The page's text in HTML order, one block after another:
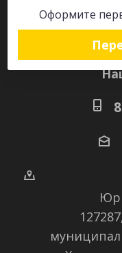
Оформите